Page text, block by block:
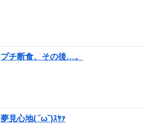
プチ断食、その後…。
夢見心地( ˘ω˘)ｽﾔｧ